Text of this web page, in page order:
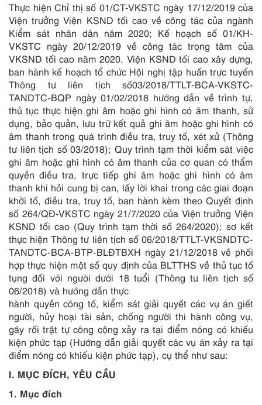
Thực hiện Chỉ thị số 01/CT-VKSTC ngày 17/12/2019 của
Viện trưởng Viện KSND tối cao về công tác của ngành
Kiểm sát nhân dân năm 2020; Kế hoạch số 01/KH-
VKSTC ngày 20/12/2019 về công tác trọng tâm của
VKSND tối cao năm 2020. Viện KSND tối cao xây dựng,
ban hành kế hoạch tổ chức Hội nghị tập huấn trực tuyến
Thông tư liên tịch số03/2018/TTLT-BCA-VKSTC-
TANDTC-BQP ngày 01/02/2018 hướng dẫn về trình tự,
thủ tục thực hiện ghi âm hoặc ghi hình có âm thanh, sử
dụng, bảo quản, lưu trữ kết quả ghi âm hoặc ghi hình có
âm thanh trong quá trình điều tra, truy tố, xét xử (Thông
tư liên tịch số 03/2018); Quy trình tạm thời kiểm sát việc
ghi âm hoặc ghi hình có âm thanh của cơ quan có thẩm
quyền điều tra, trực tiếp ghi âm hoặc ghi hình có âm
thanh khi hỏi cung bị can, lấy lời khai trong các giai đoạn
khởi tố, điều tra, truy tố, ban hành kèm theo Quyết định
số 264/QĐ-VKSTC ngày 21/7/2020 của Viện trưởng Viện
KSND tối cao (Quy trình tạm thời số 264/2020); sơ kết
thực hiện Thông tư liên tịch số 06/2018/TTLT-VKSNDTC-
TANDTC-BCA-BTP-BLĐTBXH ngày 21/12/2018 về phối
hợp thực hiện một số quy định của BLTTHS về thủ tục tố
tụng đối với người dưới 18 tuổi (Thông tư liên tịch số
06/2018) và hướng dẫn thực
hành quyền công tố, kiểm sát giải quyết các vụ án giết
người, hủy hoại tài sản, chống người thi hành công vụ,
gây rối trật tự công cộng xảy ra tại điểm nóng có khiếu
kiện phức tạp (Hướng dẫn giải quyết các vụ án xảy ra tại
điểm nóng có khiếu kiện phức tạp), cụ thể như sau:
I. MỤC ĐÍCH, YÊU CẦU
1. Mục đích